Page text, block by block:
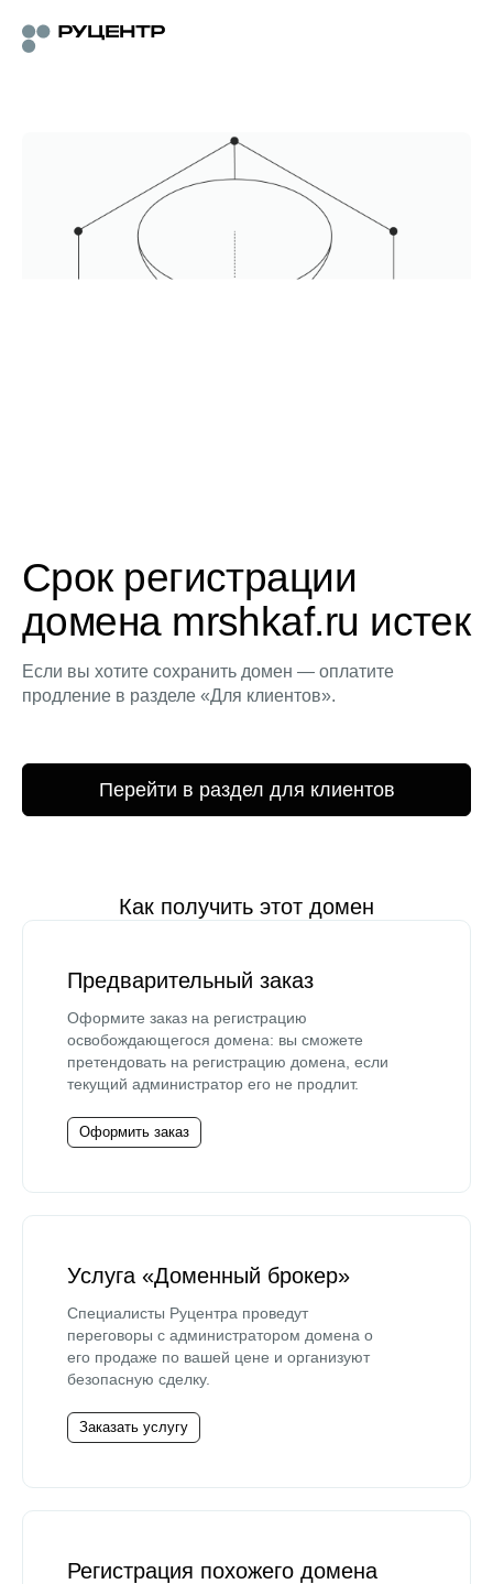
Срок регистрации
домена mrshkaf.ru истек
Если вы хотите сохранить домен — оплатите
продление в разделе «Для клиентов».
Перейти в раздел для клиентов
Как получить этот домен
Предварительный заказ
Оформите заказ на регистрацию
освобождающегося домена: вы сможете
претендовать на регистрацию домена, если
текущий администратор его не продлит.
Оформить заказ
Услуга «Доменный брокер»
Специалисты Руцентра проведут
переговоры с администратором домена о
его продаже по вашей цене и организуют
безопасную сделку.
Заказать услугу
Регистрация похожего домена